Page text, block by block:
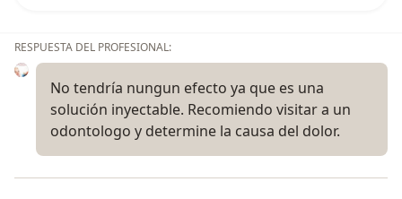
RESPUESTA DEL PROFESIONAL:
No tendría nungun efecto ya que es una
solución inyectable. Recomiendo visitar a un
odontologo y determine la causa del dolor.